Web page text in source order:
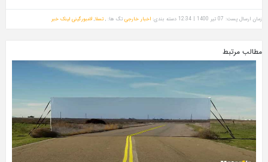
زمان ارسال پست: 07 تیر 1400 | 12:34 دسته بندی: اخبار خارجی تگ ها: , تسلا, لامبورگینی لینک خبر
مطالب مرتبط